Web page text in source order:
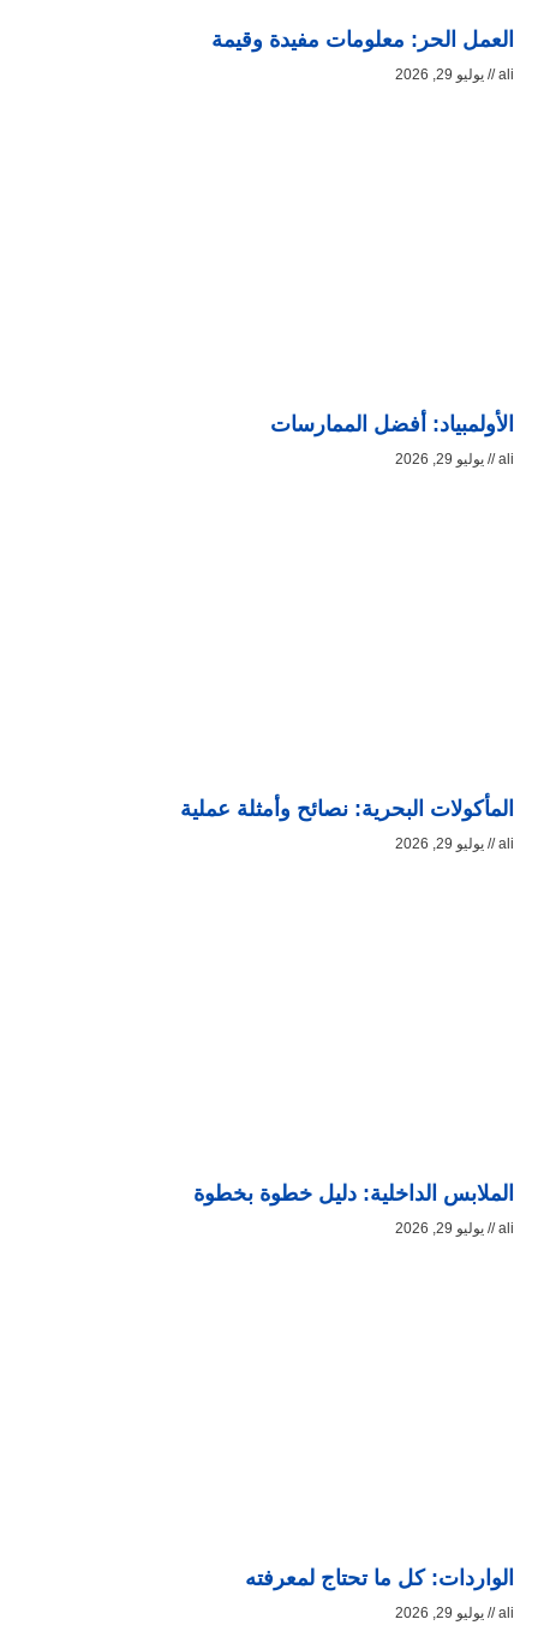
العمل الحر: معلومات مفيدة وقيمة
ali يوليو 29, 2026
الأولمبياد: أفضل الممارسات
ali يوليو 29, 2026
المأكولات البحرية: نصائح وأمثلة عملية
ali يوليو 29, 2026
الملابس الداخلية: دليل خطوة بخطوة
ali يوليو 29, 2026
الواردات: كل ما تحتاج لمعرفته
ali يوليو 29, 2026